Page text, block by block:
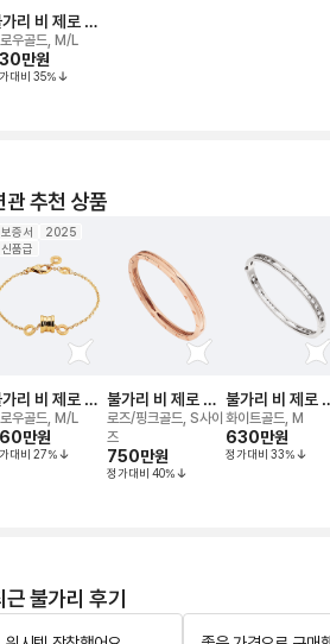
리 비 제로 원
이슬릿
우골드, M/L
만원
대비 35%
관 추천 상품
보증서
2025
신품급
리 비 제로 원
이슬릿
우골드, M/L
만원
대비 27%
불가리 비 제로 원
브레이슬릿
로즈/핑크골드, S사이
즈
750만원
정가대비 40%
불가리 비 제로
브레이슬릿
화이트골드, M
630만원
정가대비 33%
근 불가리 후기